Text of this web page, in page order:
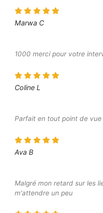
Marwa C
1000 merci pour votre
Coline L
Parfait en tout point de vue
Ava B
Malgré mon retard sur les
m'attendre un peu